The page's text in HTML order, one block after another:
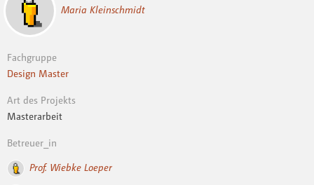
Maria Kleinschmidt
Fachgruppe
Design Master
Art des Projekts
Masterarbeit
Betreuer_in
Prof. Wiebke Loeper